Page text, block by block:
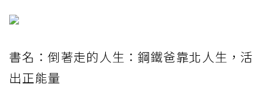
書名：倒著走的人生：鋼鐵爸靠北人生，活
出正能量